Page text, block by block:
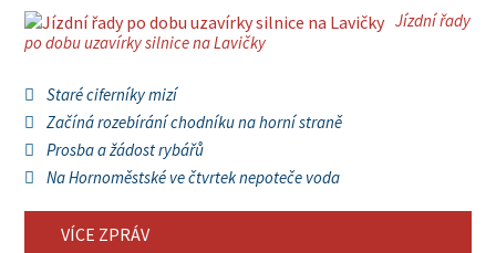
Jízdní řady
po dobu uzavírky silnice na Lavičky
Staré ciferníky mizí
Začíná rozebírání chodníku na horní straně
Prosba a žádost rybářů
Na Hornoměstské ve čtvrtek nepoteče voda
VÍCE ZPRÁV